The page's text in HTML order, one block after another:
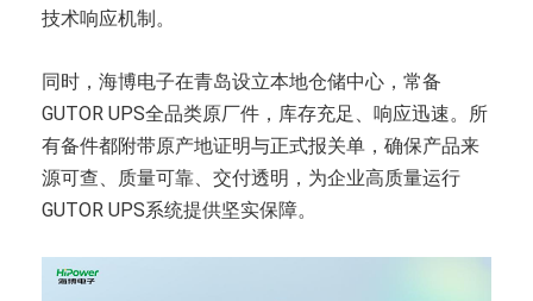
技术响应机制。
同时，海博电子在青岛设立本地仓储中心，常备
GUTOR UPS全品类原厂件，库存充足、响应迅速。所
有备件都附带原产地证明与正式报关单，确保产品来
源可查、质量可靠、交付透明，为企业高质量运行
GUTOR UPS系统提供坚实保障。